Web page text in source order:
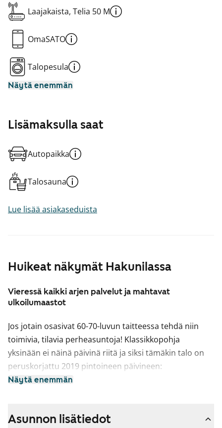
Huikeat näkymät Hakunilassa
Vieressä kaikki arjen palvelut ja mahtavat
ulkoilumaastot
Jos jotain osasivat 60-70-luvun taitteessa tehdä niin
toimivia, tilavia perheasuntoja! Klassikkopohja
yksinään ei näinä päivinä riitä ja siksi tämäkin talo on
peruskorjattu 2019 pintoineen päivineen:
helppohoitoiset laminaattilattiat, kaakeloidut kylpytilat
kodista kivan katsella.
Näytä enemmän
Laajakaista, Telia 50 M
OmaSATO
Talopesula
Näytä enemmän
Lisämaksulla saat
Autopaikka
Talosauna
Lue lisää asiakaseduista
Asunnon lisätiedot